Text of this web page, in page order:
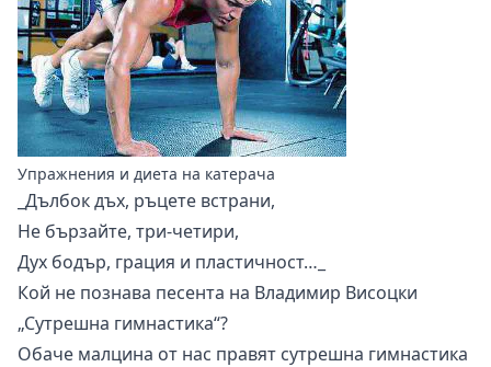
Упражнения и диета на катерача
_Дълбок дъх, ръцете встрани,
Не бързайте, три-четири,
Дух бодър, грация и пластичност…_
Кой не познава песента на Владимир Висоцки
„Сутрешна гимнастика“?
Обаче малцина от нас правят сутрешна гимнастика